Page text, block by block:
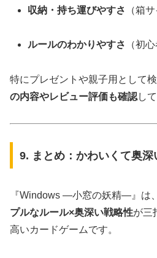
収納・持ち運びやすさ （箱
ルールのわかりやすさ （初
特にプレゼントや親子用として検
の内容やレビュー評価も確認し
9. まとめ：かわいくて奥
『Windows ―小窓の妖精―』は、
プルなルール×奥深い戦略性が三
高いカードゲームです。